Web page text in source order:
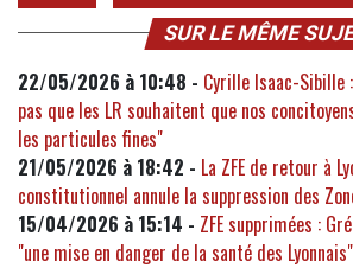
SUR LE MÊME
22/05/2026 à 10:48 - Cyrille Isaac-Sibille
pas que les LR souhaitent que nos
les particules fines"
21/05/2026 à 18:42 - La ZFE de retour à
constitutionnel annule la suppression des
15/04/2026 à 15:14 - ZFE supprimées :
"une mise en danger de la santé des Lyonnais"